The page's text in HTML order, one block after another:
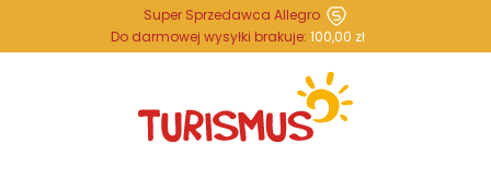
Do darmowej wysyłki brakuje: 100,00 zł
Super Sprzedawca Allegro